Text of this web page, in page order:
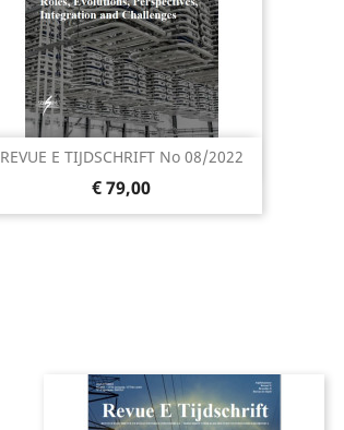
REVUE E TIJDSCHRIFT No 08/2022
Prijs
€ 79,00
Snel bekijken